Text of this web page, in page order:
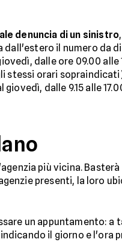
denuncia di un sinistro
il numero da
dalle ore 09.00 alle
orari
dalle 9.15 alle
più vicina.
presenti, la loro
un appuntamento:
il giorno e l'ora